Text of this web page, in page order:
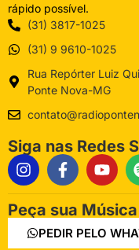
rápido possível.
(31) 3817-1025
(31) 9 9610-1025
Rua Repórter Luiz
Ponte Nova-MG
Siga nas Redes
Peça sua Música
PEDIR PELO